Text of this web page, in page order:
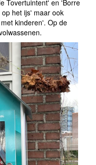
Tovertuintent' en 'Borre
het ijs' maar ook
kinderen'. Op de